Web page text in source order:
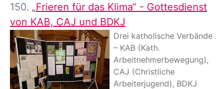
150. „Frieren für das Klima“ - Gottesdienst
von KAB, CAJ und BDKJ
Drei katholische Verbände
– KAB (Kath.
Arbeitnehmerbewegung),
CAJ (Christliche
Arbeiterjugend), BDKJ